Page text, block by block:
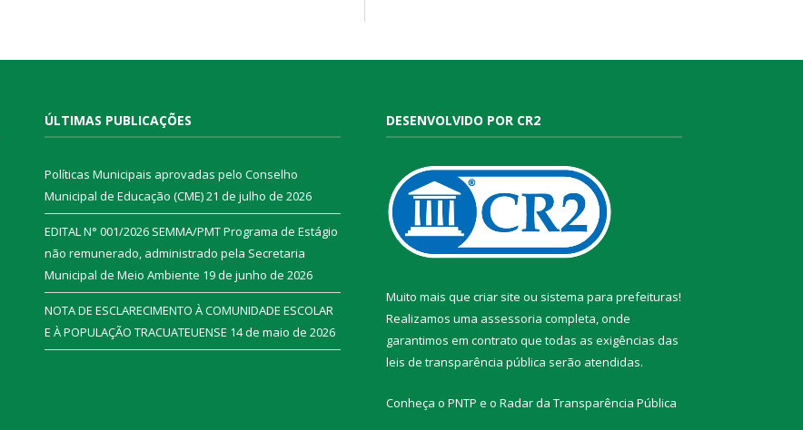
ÚLTIMAS PUBLICAÇÕES
Políticas Municipais aprovadas pelo Conselho
Municipal de Educação (CME)21 de julho de 2026
EDITAL N° 001/2026 SEMMA/PMT Programa de Estágio
não remunerado, administrado pela Secretaria
Municipal de Meio Ambiente 19 de junho de 2026
NOTA DE ESCLARECIMENTO À COMUNIDADE ESCOLAR
E À POPULAÇÃO TRACUATEUENSE 14 de maio de 2026
DESENVOLVIDO POR CR2
Muito mais que criar site ou sistema para prefeituras!
Realizamos uma assessoria completa, onde
garantimos em contrato que todas as exigências das
leis de transparência pública serão atendidas.
Conheça o PNTP e o Radar da Transparência Pública